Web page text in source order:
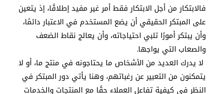
فالابتكار من أجل الابتكار فقط أمر غير مفيد إطلاقًا، إذ يتعين
على المبتكر الحقيقي أن يضع المستخدم في الاعتبار دائمًا،
وأن يبتكر أمورًا تلبي احتياجاته، وأن يعالج نقاط الضعف
والصعاب التي يواجها.
لا يدرك العديد من الأشخاص ما يحتاجونه في منتج ما، أو لا
يتمكنون من التعبير عن رغباتهم، وهنا يأتي دور المبتكر في
النظر في كيفية تفاعل العملاء حقًا مع المنتجات والخدمات